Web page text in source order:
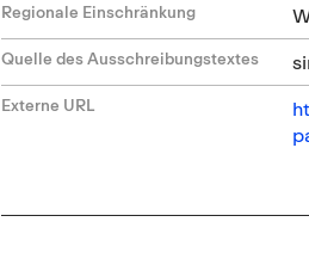
Regionale Einschränkung
Quelle des Ausschreibungstextes
Externe URL